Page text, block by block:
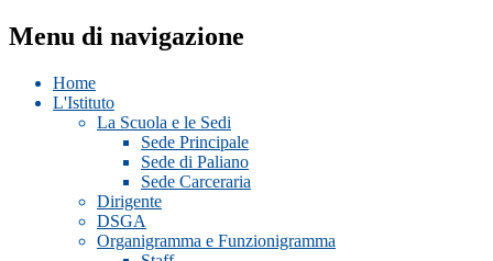
Menu di navigazione
Home
L'Istituto
La Scuola e le Sedi
Sede Principale
Sede di Paliano
Sede Carceraria
Dirigente
DSGA
Organigramma e Funzionigramma